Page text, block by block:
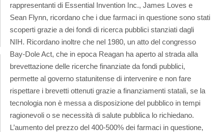
rappresentanti di Essential Invention Inc., James Loves e
Sean Flynn, ricordano che i due farmaci in questione sono stati
scoperti grazie a dei fondi di ricerca pubblici stanziati dagli
NIH. Ricordano inoltre che nel 1980, un atto del congresso
Bay-Dole Act, che in epoca Reagan ha aperto al strada alla
brevettazione delle ricerche finanziate da fondi pubblici,
permette al governo statunitense di intervenire e non fare
rispettare i brevetti ottenuti grazie a finanziamenti statali, se la
tecnologia non è messa a disposizione del pubblico in tempi
ragionevoli o se necessità di salute pubblica lo richiedano.
L’aumento del prezzo del 400-500% dei farmaci in questione,